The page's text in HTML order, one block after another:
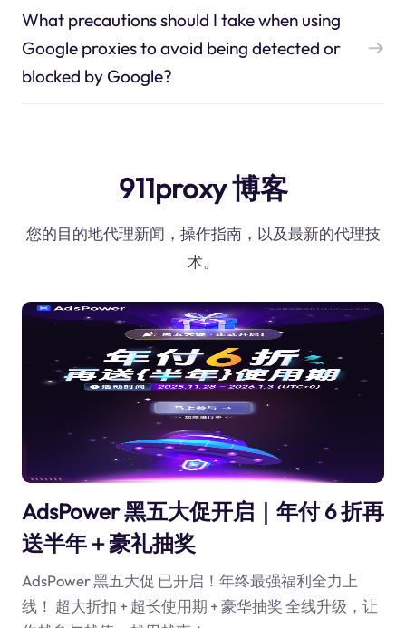
What precautions should I take when using
Google proxies to avoid being detected or
blocked by Google?
911proxy 博客
您的目的地代理新闻，操作指南，以及最新的代理技
术。
AdsPower 黑五大促开启｜年付 6 折再
送半年＋豪礼抽奖
AdsPower 黑五大促 已开启！年终最强福利全力上
线！ 超大折扣 + 超长使用期 + 豪华抽奖 全线升级，让